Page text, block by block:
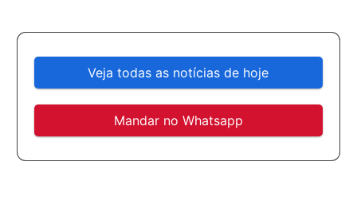
Veja todas as notícias de hoje
Mandar no Whatsapp